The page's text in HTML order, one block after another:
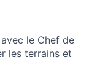
le Chef de
les terrains et